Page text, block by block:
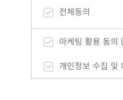
전체동의
마케팅 활용 동의
개인정보 수집 및